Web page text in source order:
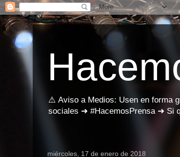
⚠️ Aviso a Medios: Usen en forma
sociales ➜ #HacemosPrensa ➜ Si
miércoles, 17 de enero de 2018